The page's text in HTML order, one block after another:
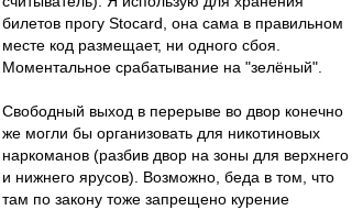
билетов прогу Stocard, она сама в правильном
месте код размещает, ни одного сбоя.
Моментальное срабатывание на "зелёный".
Свободный выход в перерыве во двор конечно
же могли бы организовать для никотиновых
наркоманов (разбив двор на зоны для верхнего
и нижнего ярусов). Возможно, беда в том, что
там по закону тоже запрещено курение